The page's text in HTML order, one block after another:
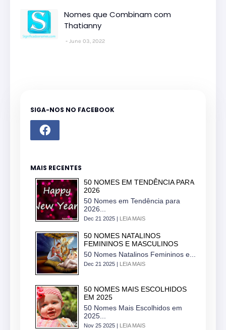
Nomes que Combinam com
Thatianny
June 03, 2022
SIGA-NOS NO FACEBOOK
MAIS RECENTES
50 NOMES EM TENDÊNCIA PARA
2026
50 Nomes em Tendência para
2026...
Dec 21 2025 | LEIA MAIS
50 NOMES NATALINOS
FEMININOS E MASCULINOS
50 Nomes Natalinos Femininos e...
Dec 21 2025 | LEIA MAIS
50 NOMES MAIS ESCOLHIDOS
EM 2025
50 Nomes Mais Escolhidos em
2025...
Nov 25 2025 | LEIA MAIS